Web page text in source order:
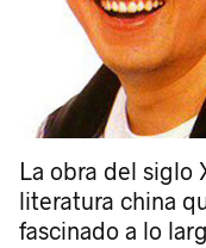
La obra del siglo
literatura china
fascinado a lo